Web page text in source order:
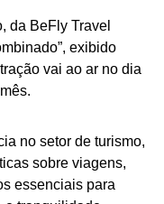
da BeFly Travel
exibido
vai ao ar no dia
no setor de turismo,
sobre viagens,
essenciais para